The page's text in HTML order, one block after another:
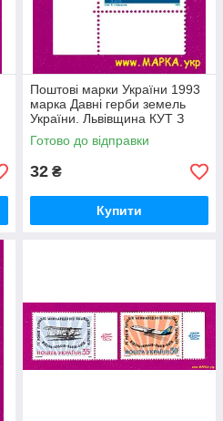
Поштові марки України 1993
марка Давні герби земель
України. Львівщина КУТ З
НАПИСОМ НіМ
Готово до відправки
32 ₴
Купити